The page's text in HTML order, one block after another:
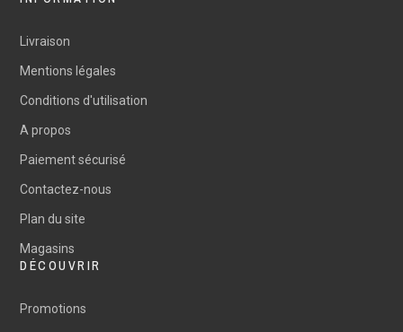
Livraison
Mentions légales
Conditions d'utilisation
A propos
Paiement sécurisé
Contactez-nous
Plan du site
Magasins
DÉCOUVRIR
Promotions